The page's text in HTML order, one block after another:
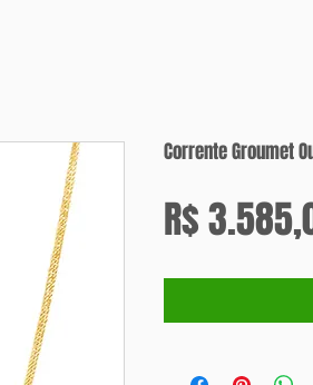
Corrente Groumet
R$